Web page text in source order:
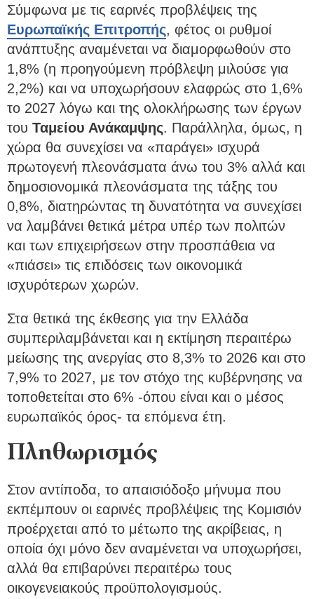
Σύμφωνα με τις εαρινές προβλέψεις της
Ευρωπαϊκής Επιτροπής, φέτος οι ρυθμοί
ανάπτυξης αναμένεται να διαμορφωθούν στο
1,8% (η προηγούμενη πρόβλεψη μιλούσε για
2,2%) και να υποχωρήσουν ελαφρώς στο 1,6%
το 2027 λόγω και της ολοκλήρωσης των έργων
του Ταμείου Ανάκαμψης. Παράλληλα, όμως, η
χώρα θα συνεχίσει να «παράγει» ισχυρά
πρωτογενή πλεονάσματα άνω του 3% αλλά και
δημοσιονομικά πλεονάσματα της τάξης του
0,8%, διατηρώντας τη δυνατότητα να συνεχίσει
να λαμβάνει θετικά μέτρα υπέρ των πολιτών
και των επιχειρήσεων στην προσπάθεια να
«πιάσει» τις επιδόσεις των οικονομικά
ισχυρότερων χωρών.
Στα θετικά της έκθεσης για την Ελλάδα
συμπεριλαμβάνεται και η εκτίμηση περαιτέρω
μείωσης της ανεργίας στο 8,3% το 2026 και στο
7,9% το 2027, με τον στόχο της κυβέρνησης να
τοποθετείται στο 6% -όπου είναι και ο μέσος
ευρωπαϊκός όρος- τα επόμενα έτη.
Πληθωρισμός
Στον αντίποδα, το απαισιόδοξο μήνυμα που
εκπέμπουν οι εαρινές προβλέψεις της Κομισιόν
προέρχεται από το μέτωπο της ακρίβειας, η
οποία όχι μόνο δεν αναμένεται να υποχωρήσει,
αλλά θα επιβαρύνει περαιτέρω τους
οικογενειακούς προϋπολογισμούς.